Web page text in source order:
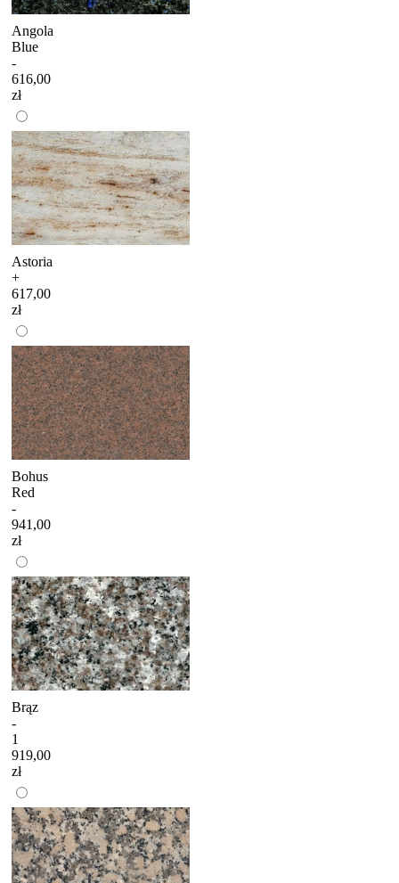
Angola
Blue
-
616,00
zł
Astoria
+
617,00
zł
Bohus
Red
-
941,00
zł
Brąz
-
1
919,00
zł